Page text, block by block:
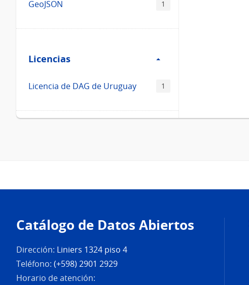
GeoJSON 1
Licencias
Licencias
Licencia de DAG de Uruguay 1
página
Catálogo de Datos Abiertos
Dirección: Liniers 1324 piso 4
Teléfono: (+598) 2901 2929
Horario de atención: